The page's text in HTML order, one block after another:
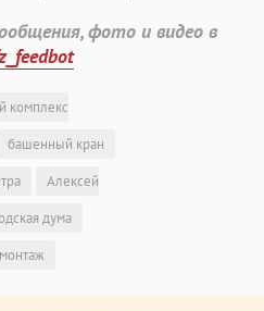
фото и видео в
комплекс
башенный кран
Алексей
дума
монтаж